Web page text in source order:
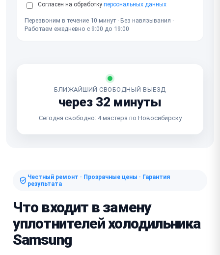
Согласен на обработку персональных данных
Перезвоним в течение 10 минут · Без навязывания ·
Работаем ежедневно с 9:00 до 19:00
БЛИЖАЙШИЙ СВОБОДНЫЙ ВЫЕЗД
через 32 минуты
Сегодня свободно: 4 мастера по Новосибирску
Честный ремонт · Прозрачные цены · Гарантия
результата
Что входит в замену
уплотнителей холодильника
Samsung